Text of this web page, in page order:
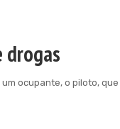
drogas
ocupante, o piloto, que